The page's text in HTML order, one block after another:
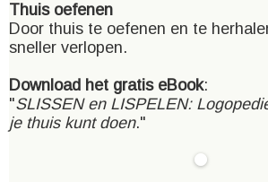
Thuis oefenen
Door thuis te oefenen en te
sneller verlopen.
Download het gratis eBook:
"SLISSEN en LISPELEN:
je thuis kunt doen."